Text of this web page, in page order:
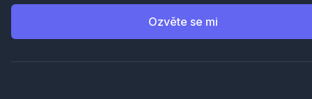
Ozvěte se mi